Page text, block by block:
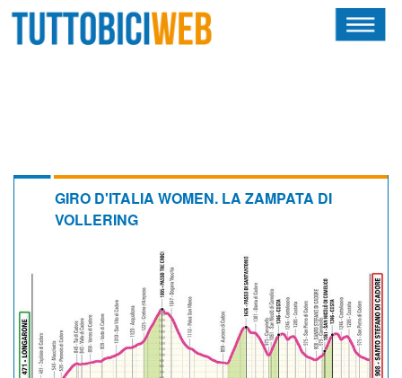
CALENDARIO
OSCAR
ALBI D'ORO
GIRO D'ITALIA WOMEN. LA ZAMPATA DI
VOLLERING